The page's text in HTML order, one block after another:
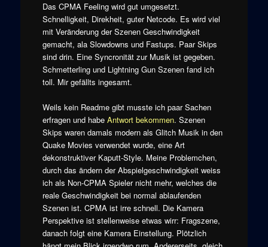
Das CPMA Feeling wird gut umgesetzt.
Schnelligkeit, Direkheit, guter Netcode. Es wird viel
mit Veränderung der Szenen Geschwindigkeit
gemacht, ala Slowdowns und Fastups. Paar Skips
sind drin. Eine Syncronität zur Musik ist gegeben.
Schmetterling und Lightning Gun Szenen fand ich
toll. Mir gefällts ingesamt.
Weils kein Readme gibt musste ich paar Sachen
erfragen und habe Antwort bekommen. Szenen
Skips waren damals modern als Glitch Musik in den
Quake Movies verwendet wurde, eine Art
dekonstruktiver Kaputt-Style. Meine Problemchen,
durch das ändern der Abspielgeschwindigkeit weiss
ich als Non-CPMA Spieler nicht mehr, welches die
reale Geschwindigkeit bei normal ablaufenden
Szenen ist. CPMA ist irre schnell. Die Kamera
Perspektive ist stellenweise etwas wirr: Fragszene,
danach folgt eine Kamera Einstellung. Plötzlich